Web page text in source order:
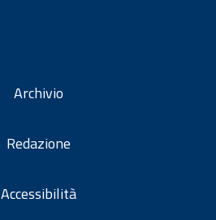
Archivio
Redazione
Accessibilità